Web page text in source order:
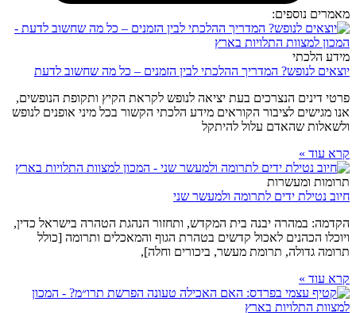
מאמרים נוספים:
מידע הלכתי
יוצאים לנופש? המדריך ההלכתי לבין הזמנים – כל מה שחשוב לדעת
פרטי דינים הנצרכים בעת יציאה לנופש לקראת הקיץ ותקופת הנופשים,
אנו מגישים לציבור הקוראים מידע הלכתי הקשור בכל מיני אופנים לנופש
ולשאלות שהאדם עלול להיתקל
קרא עוד »
תרומות ומעשרות
חיוב נטילת ידים לתרומה ולמעשר שני
הקדמה: במהרה יבנה בית המקדש, ותחזור הנהגת הטהרה בישראל כדין,
ויוכלו הכהנים לאכול קדשים בטהרת הגוף והמאכלים ותרומה [כולל
תרומה גדולה, תרומת מעשר, ביכורים וחלה],
קרא עוד »